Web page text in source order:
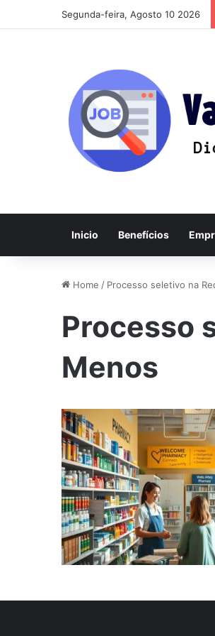
Segunda-feira, Agosto 10 2026
Inicio Benefícios
Home / Processo seletivo na
Processo
Menos